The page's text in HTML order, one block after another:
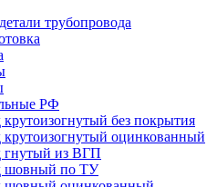
трубопровода
РФ
без покрытия
крутоизогнутый оцинкованный
гнутый из ВГП
шовный по ТУ